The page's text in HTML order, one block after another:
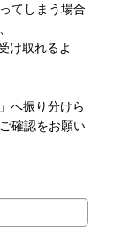
てしまう場合
け取れるよ
へ振り分けら
確認をお願い